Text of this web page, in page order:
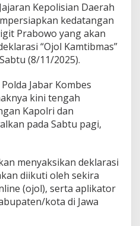
Kepolisian Daerah
kedatangan
Prabowo yang akan
“Ojol Kamtibmas”
(8/11/2025).
Jabar Kombes
kini tengah
Kapolri dan
pada Sabtu pagi,
menyaksikan deklarasi
diikuti oleh sekira
(ojol), serta aplikator
kota di Jawa